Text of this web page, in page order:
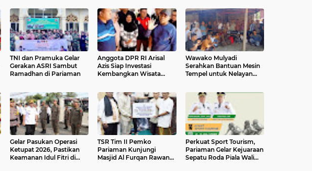
TNI dan Pramuka Gelar
Gerakan ASRI Sambut
Ramadhan di Pariaman
Anggota DPR RI Arisal
Azis Siap Investasi
Kembangkan Wisata
Wawako Mulyadi
Serahkan Bantuan Mesin
Tempel untuk Nelayan
Gelar Pasukan Operasi
Ketupat 2026, Pastikan
Keamanan Idul Fitri di
TSR Tim II Pemko
Pariaman Kunjungi
Masjid Al Furqan Rawang,
Perkuat Sport Tourism,
Pariaman Gelar Kejuaraan
Sepatu Roda Piala Wali